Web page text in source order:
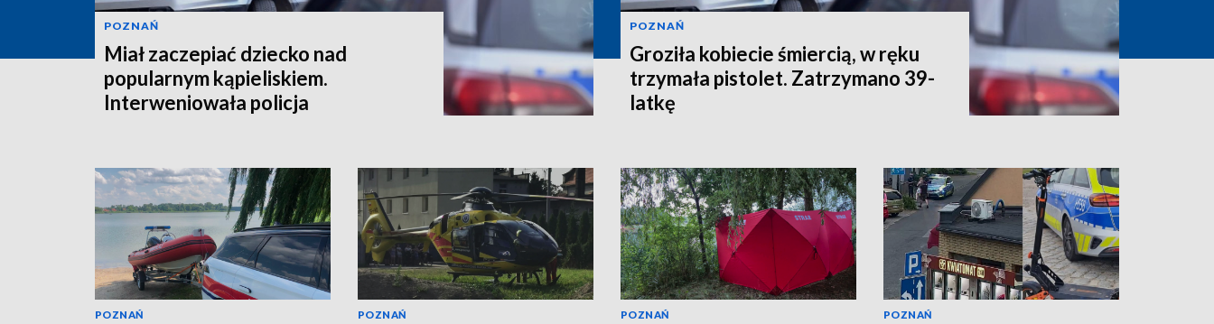
POZNAŃ
Miał zaczepiać dziecko nad
popularnym kąpieliskiem.
Interweniowała policja
POZNAŃ
Groziła kobiecie śmiercią, w ręku
trzymała pistolet. Zatrzymano 39-
latkę
POZNAŃ POZNAŃ POZNAŃ POZNAŃ